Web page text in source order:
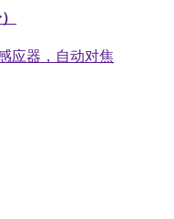
应器，自动对焦